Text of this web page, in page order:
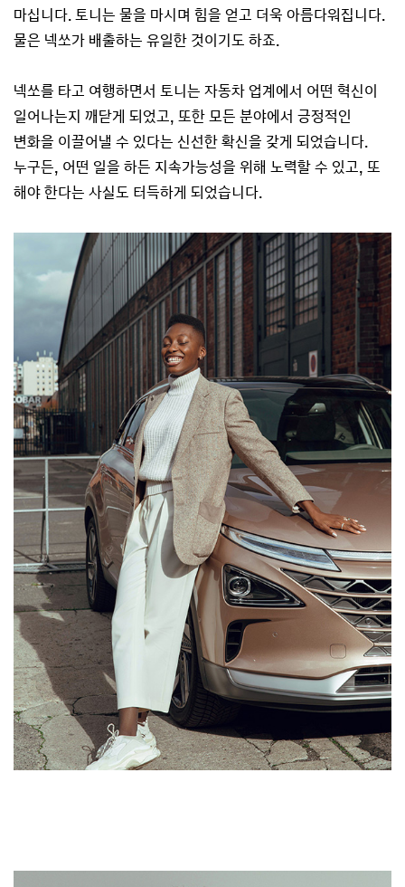
마십니다. 토니는 물을 마시며 힘을 얻고 더욱 아름다워집니다.
물은 넥쏘가 배출하는 유일한 것이기도 하죠.
넥쏘를 타고 여행하면서 토니는 자동차 업계에서 어떤 혁신이
일어나는지 깨닫게 되었고, 또한 모든 분야에서 긍정적인
변화을 이끌어낼 수 있다는 신선한 확신을 갖게 되었습니다.
누구든, 어떤 일을 하든 지속가능성을 위해 노력할 수 있고, 또
해야 한다는 사실도 터득하게 되었습니다.